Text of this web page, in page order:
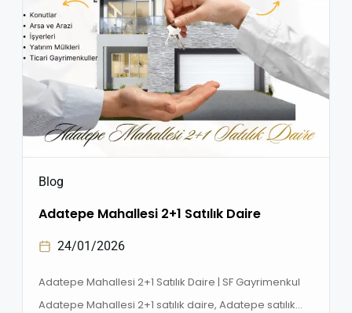
Blog
Adatepe Mahallesi 2+1 Satılık Daire
24/01/2026
Adatepe Mahallesi 2+1 Satılık Daire | SF Gayrimenkul
Adatepe Mahallesi 2+1 satılık daire, Adatepe satılık